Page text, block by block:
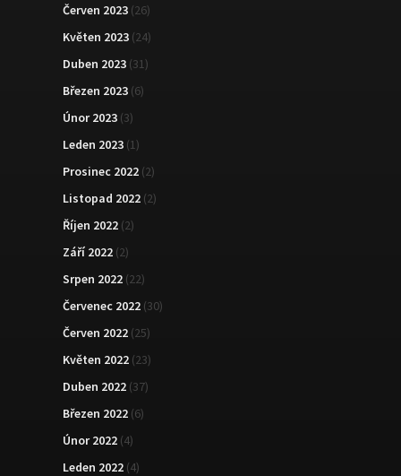
Červen 2023 (26)
Květen 2023 (24)
Duben 2023 (31)
Březen 2023 (6)
Únor 2023 (3)
Leden 2023 (1)
Prosinec 2022 (2)
Listopad 2022 (2)
Říjen 2022 (2)
Září 2022 (2)
Srpen 2022 (22)
Červenec 2022 (30)
Červen 2022 (25)
Květen 2022 (23)
Duben 2022 (37)
Březen 2022 (6)
Únor 2022 (4)
Leden 2022 (4)